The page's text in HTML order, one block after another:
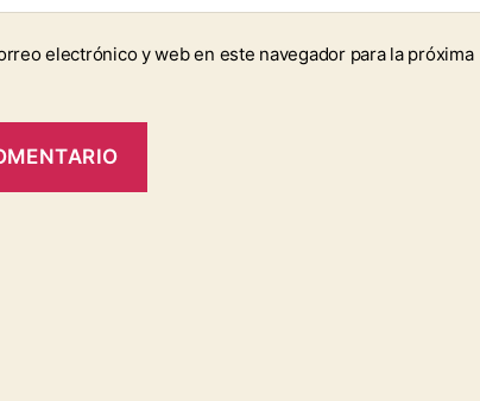
electrónico y web en este navegador para la próxima